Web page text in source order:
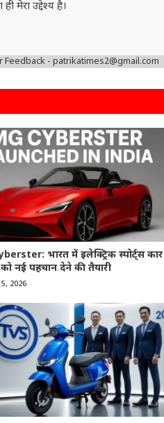
मेरा उद्देश्य है।
Feedback - patrikatimes2@gmail.com
भारत में इलेक्ट्रिक स्पोर्ट्स कार
नई पहचान देने की तैयारी
2026